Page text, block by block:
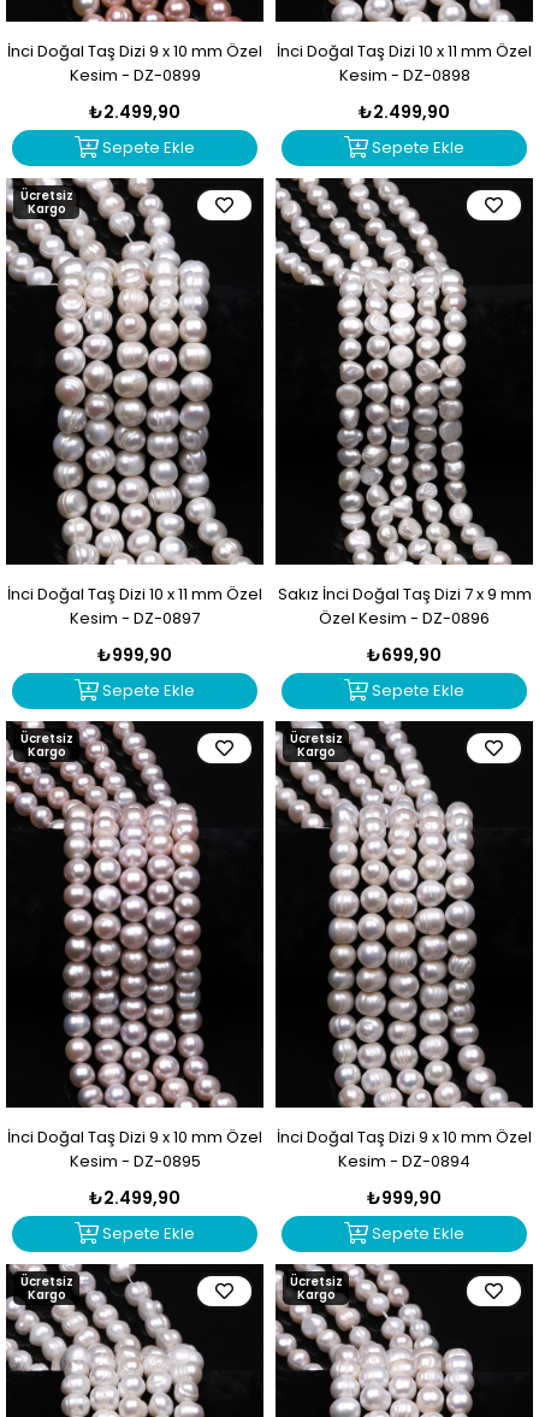
İnci Doğal Taş Dizi 9 x 10 mm Özel
Kesim - DZ-0899
₺2.499,90
Sepete Ekle
İnci Doğal Taş Dizi 10 x 11 mm Özel
Kesim - DZ-0898
₺2.499,90
Sepete Ekle
İnci Doğal Taş Dizi 10 x 11 mm Özel
Kesim - DZ-0897
₺999,90
Sepete Ekle
Ücretsiz
Kargo
Sakız İnci Doğal Taş Dizi 7 x 9 mm
Özel Kesim - DZ-0896
₺699,90
Sepete Ekle
İnci Doğal Taş Dizi 9 x 10 mm Özel
Kesim - DZ-0895
₺2.499,90
Sepete Ekle
Ücretsiz
Kargo
İnci Doğal Taş Dizi 9 x 10 mm Özel
Kesim - DZ-0894
₺999,90
Sepete Ekle
Ücretsiz
Kargo
Ücretsiz
Kargo
Ücretsiz
Kargo